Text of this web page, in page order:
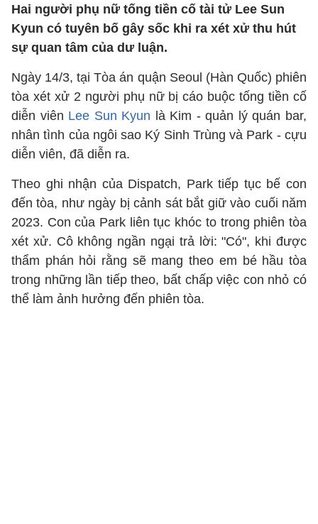
Hai người phụ nữ tống tiền cố tài tử Lee Sun
Kyun có tuyên bố gây sốc khi ra xét xử thu hút
sự quan tâm của dư luận.
Ngày 14/3, tại Tòa án quận Seoul (Hàn Quốc) phiên
tòa xét xử 2 người phụ nữ bị cáo buộc tống tiền cố
diễn viên Lee Sun Kyun là Kim - quản lý quán bar,
nhân tình của ngôi sao Ký Sinh Trùng và Park - cựu
diễn viên, đã diễn ra.
Theo ghi nhận của Dispatch, Park tiếp tục bế con
đến tòa, như ngày bị cảnh sát bắt giữ vào cuối năm
2023. Con của Park liên tục khóc to trong phiên tòa
xét xử. Cô không ngần ngại trả lời: "Có", khi được
thẩm phán hỏi rằng sẽ mang theo em bé hầu tòa
trong những lần tiếp theo, bất chấp việc con nhỏ có
thể làm ảnh hưởng đến phiên tòa.